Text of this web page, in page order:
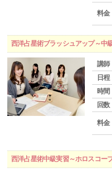
料金
西洋占星術ブラッシュアップ～中
講師
日程
時間
回数
料金
西洋占星術中級実習～ホロスコー